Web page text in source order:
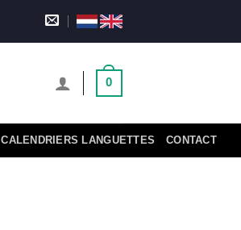
0
CALENDRIERS LANGUETTES CONTACT